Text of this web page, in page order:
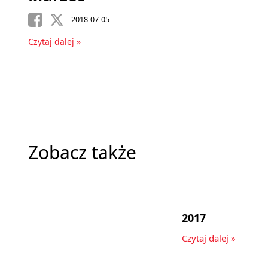
2018-07-05
Czytaj dalej »
Zobacz także
2017
Czytaj dalej »